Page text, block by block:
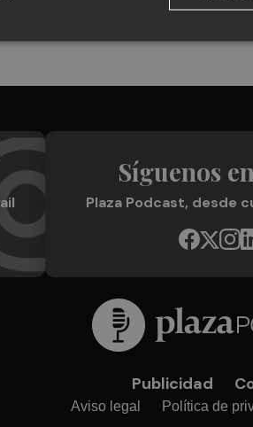
Síguenos
Plaza Podcast, desde
Publicidad
Aviso legal Política de